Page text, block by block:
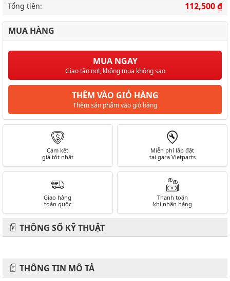
Tổng tiền: 112,500 ₫
MUA HÀNG
MUA NGAY
Giao tận nơi, không mua không sao
THÊM VÀO GIỎ HÀNG
Thêm sản phẩm vào giỏ hàng
Cam kết
giá tốt nhất
Miễn phí lắp đặt
tại gara Vietparts
Giao hàng
toàn quốc
Thanh toán
khi nhận hàng
THÔNG SỐ KỸ THUẬT
THÔNG TIN MÔ TẢ